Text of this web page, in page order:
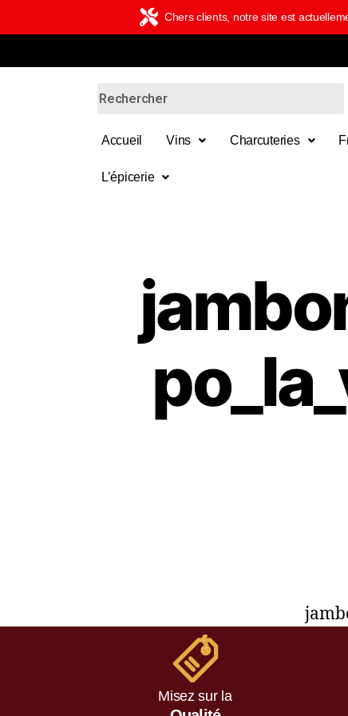
Chers clients, notre site est
Accueil Vins Charcuteries
L’épicerie
Misez sur la